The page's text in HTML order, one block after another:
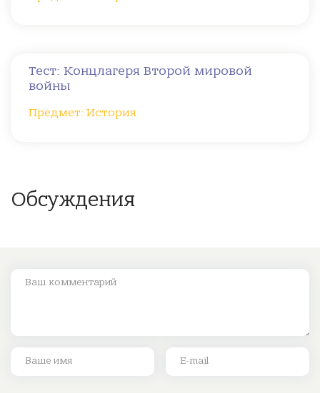
Тест: Концлагеря Второй мировой
войны
Предмет: История
Обсуждения